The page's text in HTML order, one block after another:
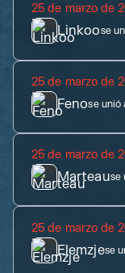
25 de marzo de
Linkoose
25 de marzo de
Fenose unió
25 de marzo de
Marteause
25 de marzo de
Elemzjese